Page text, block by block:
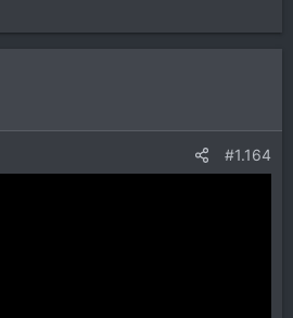
#1.164